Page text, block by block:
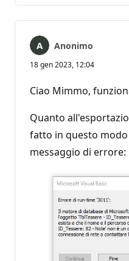
Anonimo
18 gen 2023, 12:04
Ciao Mimmo,
Quanto
fatto in questo
messaggio di errore: